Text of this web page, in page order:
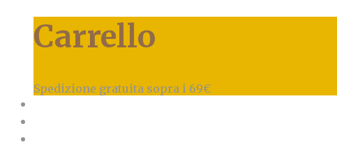
Carrello
Spedizione gratuita sopra i 69€